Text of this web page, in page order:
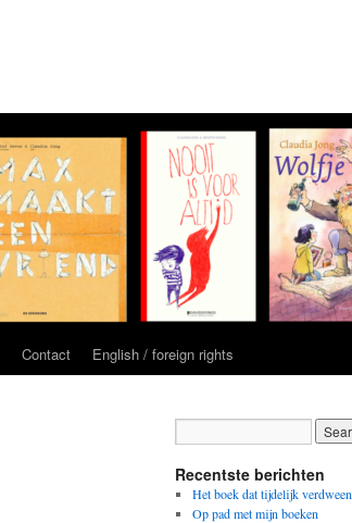
Contact English / foreign rights
Recentste berichten
Het boek dat tijdelijk verdween
Op pad met mijn boeken